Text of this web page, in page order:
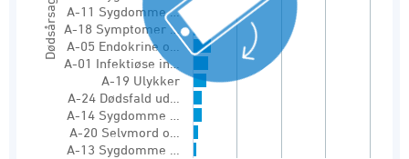
The chart has 1 Y axis displaying Antal.
Dødsårsag
A-11 Sygdomme …
A-18 Symptomer …
A-05 Endokrine o…
A-01 Infektiøse in…
A-19 Ulykker
A-24 Dødsfald ud…
A-14 Sygdomme …
A-20 Selvmord o…
A-13 Sygdomme …